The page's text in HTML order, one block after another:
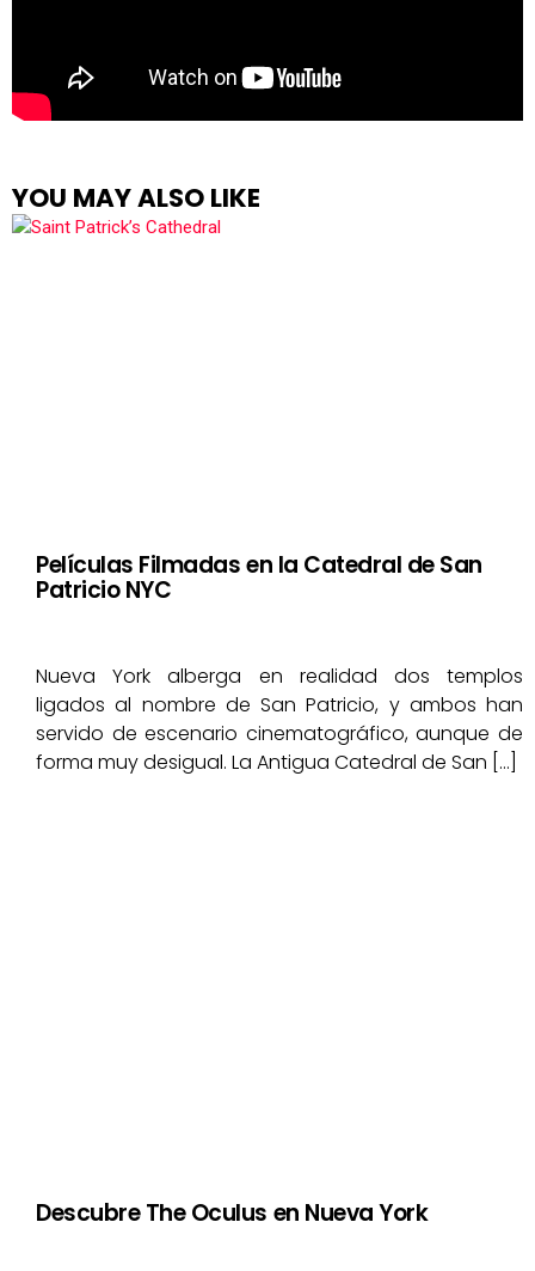
YOU MAY ALSO LIKE
Películas Filmadas en la Catedral de San
Patricio NYC
Nueva York alberga en realidad dos templos
ligados al nombre de San Patricio, y ambos han
servido de escenario cinematográfico, aunque de
forma muy desigual. La Antigua Catedral de San […]
Descubre The Oculus en Nueva York